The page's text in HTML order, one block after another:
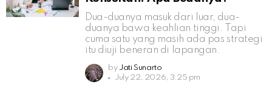
Dua-duanya masuk dari luar, dua-
duanya bawa keahlian tinggi. Tapi
cuma satu yang masih ada pas strategi
itu diuji beneran di lapangan.
by Jati Sunarto
July 22, 2026, 3:25 pm